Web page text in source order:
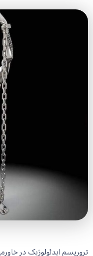
تروریسم ایدئولوژیک در